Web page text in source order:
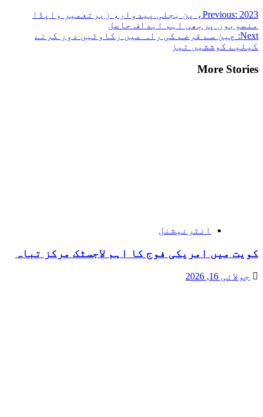
Post
navigation
Previous:2023، پن بجلی پیدوار، زیرتعمیر واپڈا
منصوبوں پربھی اہم اہداف حاصل
Next: چین سے قرضے کی راہ میں رکاوٹیں دور کرنے
کیلیے کوششیں تیز
More Stories
انٹرنیشنل
کویت میں امریکی فوج کا اہم لاجسٹک مرکز تباہ
جولائی 16, 2026